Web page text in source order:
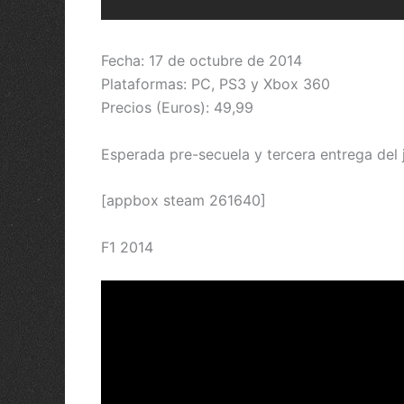
Fecha: 17 de octubre de 2014
Plataformas: PC, PS3 y Xbox 360
Precios (Euros): 49,99
Esperada pre-secuela y tercera entrega
[appbox steam 261640]
F1 2014